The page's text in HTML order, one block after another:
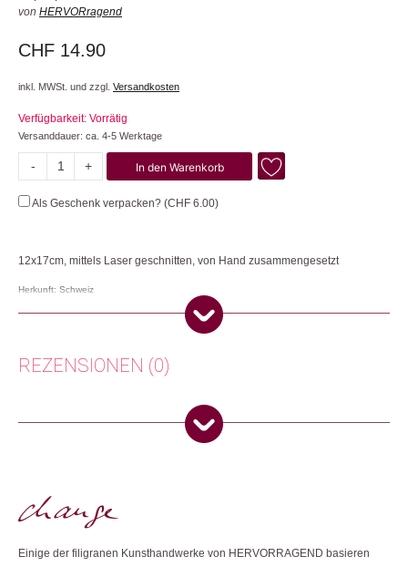
von HERVORragend
CHF 14.90
inkl. MWSt. und zzgl. Versandkosten
Verfügbarkeit: Vorrätig
Versanddauer: ca. 4-5 Werktage
-
Blauer
Menge
+ In den Warenkorb
Als Geschenk verpacken? (CHF 6.00)
12x17cm, mittels Laser geschnitten, von Hand zusammengesetzt
Herkunft: Schweiz
Artikelnummer: 101920.52
REZENSIONEN (0)
Es gibt noch keine Rezensionen.
Einige der filigranen Kunsthandwerke von HERVORRAGEND basieren